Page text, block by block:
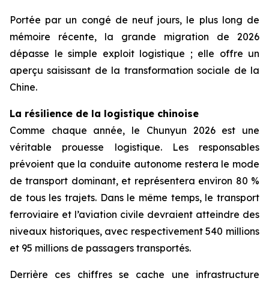
Portée par un congé de neuf jours, le plus long de
mémoire récente, la grande migration de 2026
dépasse le simple exploit logistique ; elle offre un
aperçu saisissant de la transformation sociale de la
Chine.
La résilience de la logistique chinoise
Comme chaque année, le Chunyun 2026 est une
véritable prouesse logistique. Les responsables
prévoient que la conduite autonome restera le mode
de transport dominant, et représentera environ 80 %
de tous les trajets. Dans le même temps, le transport
ferroviaire et l’aviation civile devraient atteindre des
niveaux historiques, avec respectivement 540 millions
et 95 millions de passagers transportés.
Derrière ces chiffres se cache une infrastructure